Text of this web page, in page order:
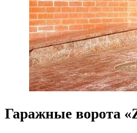
Гаражные ворота